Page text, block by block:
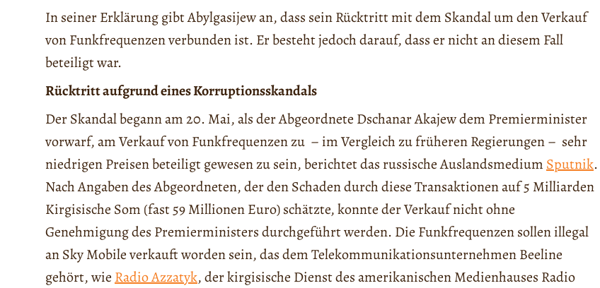
In seiner Erklärung gibt Abylgasijew an, dass sein Rücktritt mit dem Skandal um den Verkauf
von Funkfrequenzen verbunden ist. Er besteht jedoch darauf, dass er nicht an diesem Fall
beteiligt war.
Rücktritt aufgrund eines Korruptionsskandals
Der Skandal begann am 20. Mai, als der Abgeordnete Dschanar Akajew dem Premierminister
vorwarf, am Verkauf von Funkfrequenzen zu – im Vergleich zu früheren Regierungen – sehr
niedrigen Preisen beteiligt gewesen zu sein, berichtet das russische Auslandsmedium Sputnik.
Nach Angaben des Abgeordneten, der den Schaden durch diese Transaktionen auf 5 Milliarden
Kirgisische Som (fast 59 Millionen Euro) schätzte, konnte der Verkauf nicht ohne
Genehmigung des Premierministers durchgeführt werden. Die Funkfrequenzen sollen illegal
an Sky Mobile verkauft worden sein, das dem Telekommunikationsunternehmen Beeline
gehört, wie Radio Azzatyk, der kirgisische Dienst des amerikanischen Medienhauses Radio